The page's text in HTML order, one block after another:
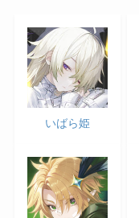
いばら姫